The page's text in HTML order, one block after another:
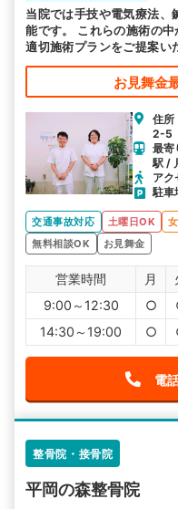
当院では手技や電気療法、
能です。 これらの施術の中
適切施術プランをご提案い
お見舞金
住所
2-5
最寄
駅 /
アク
駐車
交通事故対応 土曜日OK
無料相談OK
お見舞金
営業時間 月
9:00～12:30
○
14:30～19:00
○
電
整骨院・接骨院
平岡の森整骨院